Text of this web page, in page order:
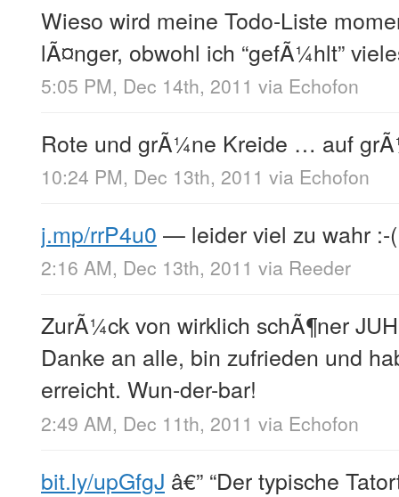
Wieso wird meine Todo-Liste
lÃ¤nger, obwohl ich “gefÃ¼hlt”
5:05 PM, Dec 14th, 2011 via Echofon
Rote und grÃ¼ne Kreide … auf
10:24 PM, Dec 13th, 2011 via Echofon
j.mp/rrP4u0 — leider viel zu wahr :-(
2:16 AM, Dec 13th, 2011 via Reeder
ZurÃ¼ck von wirklich schÃ¶ner
Danke an alle, bin zufrieden und
erreicht. Wun-der-bar!
2:49 AM, Dec 11th, 2011 via Echofon
bit.ly/upGfgJ â€” “Der typische